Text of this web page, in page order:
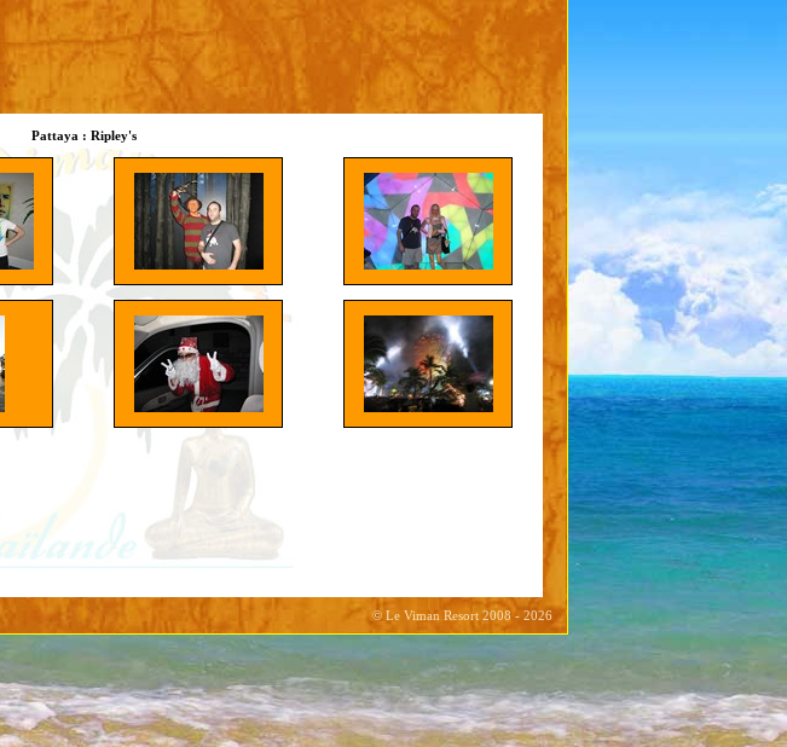
Pattaya : Ripley's
© Le Viman Resort 2008 - 2026